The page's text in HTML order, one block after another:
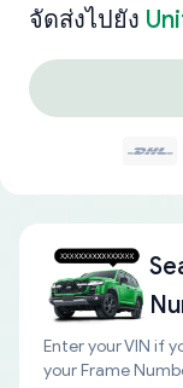
จัดส่งไปยัง
Enter your VIN if
your Frame